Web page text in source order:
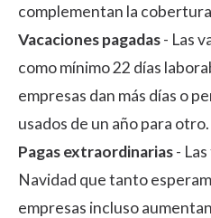
complementan la
Vacaciones pagadas- Las
como mínimo 22 días
empresas dan más días o
usados de un año para otro.
Pagas extraordinarias-
Navidad que tanto
empresas incluso